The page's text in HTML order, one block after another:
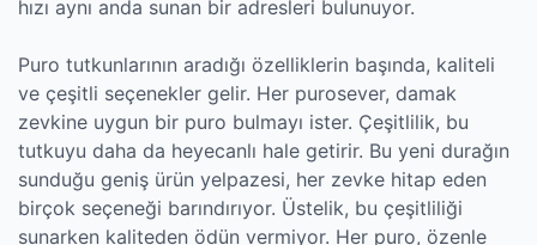
hızı aynı anda sunan bir adresleri bulunuyor.
Puro tutkunlarının aradığı özelliklerin başında, kaliteli
ve çeşitli seçenekler gelir. Her purosever, damak
zevkine uygun bir puro bulmayı ister. Çeşitlilik, bu
tutkuyu daha da heyecanlı hale getirir. Bu yeni durağın
sunduğu geniş ürün yelpazesi, her zevke hitap eden
birçok seçeneği barındırıyor. Üstelik, bu çeşitliliği
sunarken kaliteden ödün vermiyor. Her puro, özenle